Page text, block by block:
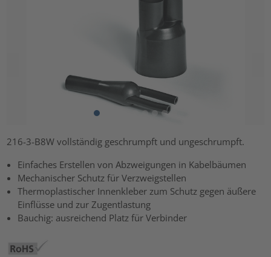
216-3-B8W vollständig geschrumpft und ungeschrumpft.
Einfaches Erstellen von Abzweigungen in Kabelbäumen
Mechanischer Schutz für Verzweigstellen
Thermoplastischer Innenkleber zum Schutz gegen äußere
Einflüsse und zur Zugentlastung
Bauchig: ausreichend Platz für Verbinder